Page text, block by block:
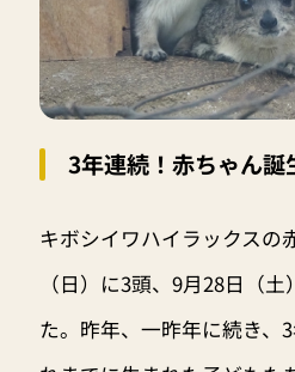
3年連続！赤ちゃん誕
キボシイワハイラックスの
（日）に3頭、9月28日（
た。昨年、一昨年に続き、